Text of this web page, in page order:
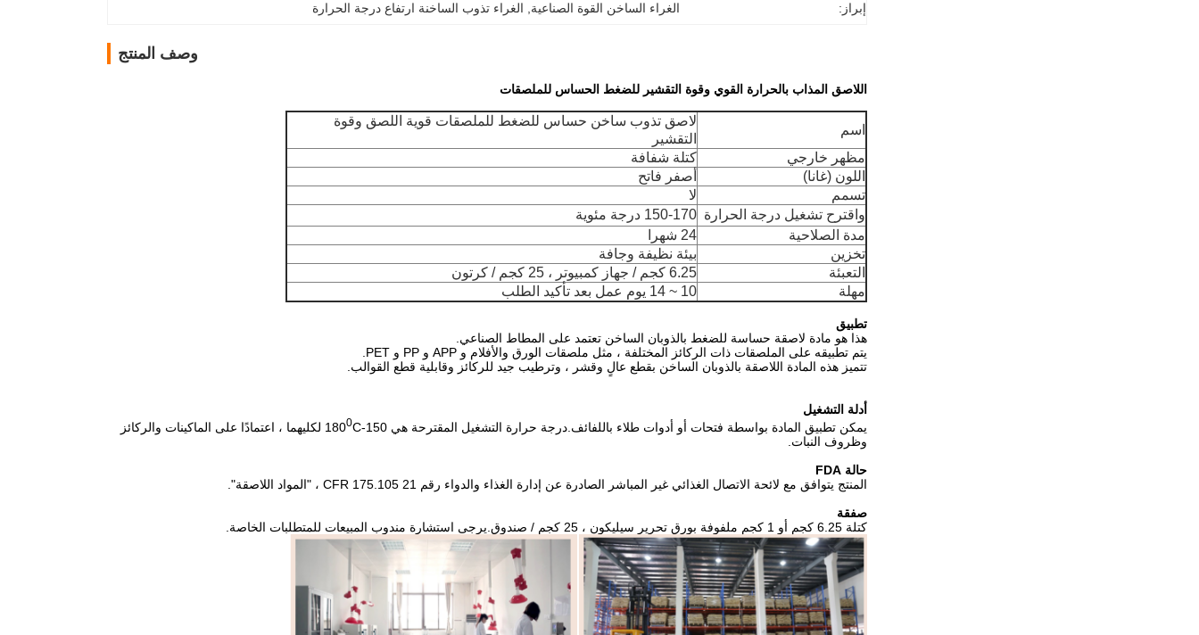
إبراز: الغراء الساخن القوة الصناعية الغراء تذوب الساخنة ارتفاع درجة الحرارة
وصف المنتج
اللاصق المذاب بالحرارة القوي وقوة التقشير للضغط الحساس للملصقات
اسم
لاصق تذوب ساخن حساس للضغط للملصقات قوية اللصق وقوة
التقشير
مظهر خارجي
كتلة شفافة
اللون (غانا)
أصفر فاتح
تسمم
لا
واقترح تشغيل درجة الحرارة 150-170 درجة مئوية
مدة الصلاحية
24 شهرا
تخزين
بيئة نظيفة وجافة
التعبئة
6.25 كجم / جهاز كمبيوتر ، 25 كجم / كرتون
مهلة
10 ~ 14 يوم عمل بعد تأكيد الطلب
تطبيق
هذا هو مادة لاصقة حساسة للضغط بالذوبان الساخن تعتمد على المطاط الصناعي.
يتم تطبيقه على الملصقات ذات الركائز المختلفة ، مثل ملصقات الورق والأفلام و APP و PP و PET.
تتميز هذه المادة اللاصقة بالذوبان الساخن بقطع عالٍ وقشر ، وترطيب جيد للركائز وقابلية قطع القوالب.
أدلة التشغيل
يمكن تطبيق المادة بواسطة فتحات أو أدوات طلاء باللفائف.درجة حرارة التشغيل المقترحة هي 150-180
0
C لكليهما ، اعتمادًا على الماكينات والركائز
وظروف النبات.
حالة FDA
المنتج يتوافق مع لائحة الاتصال الغذائي غير المباشر الصادرة عن إدارة الغذاء والدواء رقم 21 CFR 175.105 ، "المواد اللاصقة".
صفقة
كتلة 6.25 كجم أو 1 كجم ملفوفة بورق تحرير سيليكون ، 25 كجم / صندوق.يرجى استشارة مندوب المبيعات للمتطلبات الخاصة.